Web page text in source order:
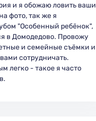
и я обожаю ловить ваши
фото, так же я
"Особенный ребёнок",
в Домодедово. Провожу
и семейные съёмки и
сотрудничать.
легко - такое я часто